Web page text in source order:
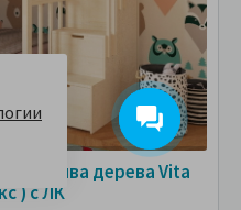
массива дерева Vita
) с ЛК